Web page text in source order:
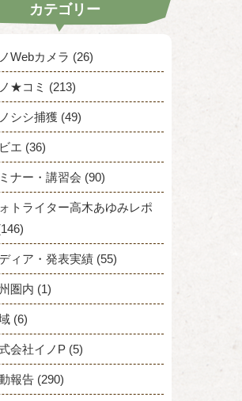
カテゴリー
Webカメラ (26)
★コミ (213)
シシ捕獲 (49)
エ (36)
ナー・講習会 (90)
トライター高木あゆみレポ
ィア・発表実績 (55)
圏内 (1)
(6)
会社イノP (5)
報告 (290)